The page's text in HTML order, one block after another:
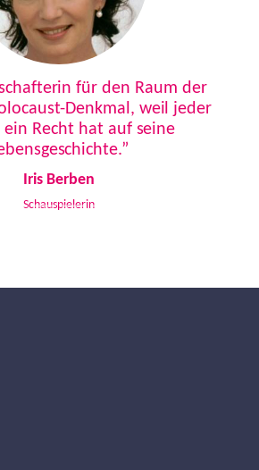
für den Raum der
Denkmal, weil jeder
ein Recht hat auf seine
Iris Berben
Schauspielerin